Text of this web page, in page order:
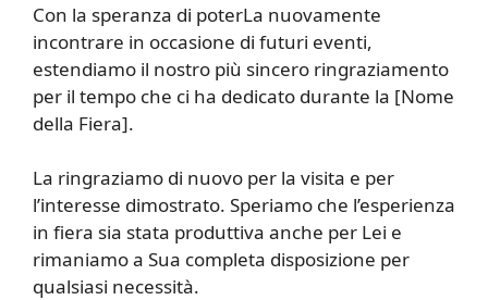
Con la speranza di poterLa nuovamente
incontrare in occasione di futuri eventi,
estendiamo il nostro più sincero ringraziamento
per il tempo che ci ha dedicato durante la [Nome
della Fiera].
La ringraziamo di nuovo per la visita e per
l’interesse dimostrato. Speriamo che l’esperienza
in fiera sia stata produttiva anche per Lei e
rimaniamo a Sua completa disposizione per
qualsiasi necessità.